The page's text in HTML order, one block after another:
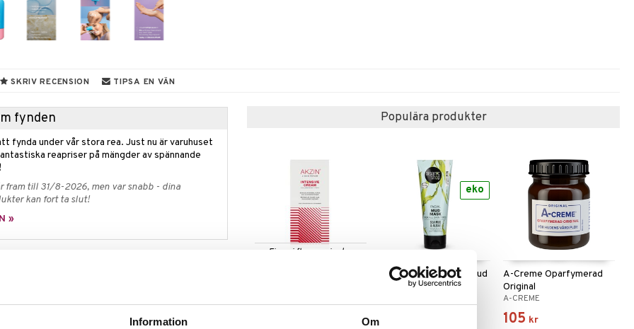
Information Om
SKRIV RECENSION TIPSA EN VÄN
fynden
fynda under vår stora rea. Just nu är varuhuset
reapriser på mängder av spännande
fram till 31/8-2026, men var snabb - dina
kan fort ta slut!
»
i huden – oavsett hur mycket du smörjer? Då är
ger en intensiv fuktboost i upp till 24 timmar.
Populära produkter
Finns i flera varianter
Facial Mud Mask Sea Mud
& Algae
59
eko
A-Creme Oparfymerad
Original
A-CREME
105 kr